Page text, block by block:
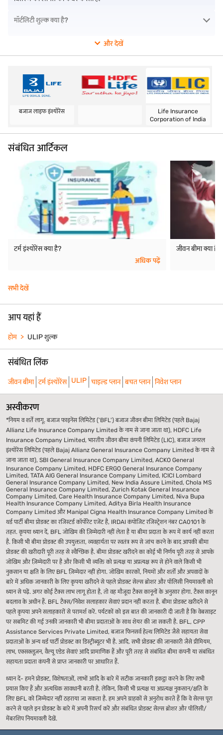
लागत न हो.
मॉर्टलिटी शुल्क क्या है?
और देखें
बजाज लाइफ इंश्योरेंस
Life Insurance
Corporation of India
संबंधित आर्टिकल
टर्म इंश्योरेंस क्या है?
अधिक पढ़ें
जीवन बीमा क्या है?
सभी देखें
आप यहां हैं
होम ULIP शुल्क
संबंधित लिंक
जीवन बीमा टर्म इंश्योरेंस ULIP चाइल्ड प्लान बचत प्लान निवेश प्लान
अस्वीकरण
*नियम व शर्तें लागू. बजाज फाइनेंस लिमिटेड ('BFL') बजाज जीवन बीमा लिमिटेड (पहले Bajaj
Allianz Life Insurance Company Limited के नाम से जाना जाता था), HDFC Life
Insurance Company Limited, भारतीय जीवन बीमा कंपनी लिमिटेड (LIC), बजाज जनरल
इंश्योरेंस लिमिटेड (पहले Bajaj Allianz General Insurance Company Limited के नाम से
जाना जाता था), SBI General Insurance Company Limited, ACKO General
Insurance Company Limited, HDFC ERGO General Insurance Company
Limited, TATA AIG General Insurance Company Limited, ICICI Lombard
General Insurance Company Limited, New India Assure Limited, Chola MS
General Insurance Company Limited, Zurich Kotak General Insurance
Company Limited, Care Health Insurance Company Limited, Niva Bupa
Health Insurance Company Limited, Aditya Birla Health Insurance
Company Limited और Manipal Cigna Health Insurance Company Limited के
थर्ड पार्टी बीमा प्रोडक्ट का रजिस्टर्ड कॉर्पोरेट एजेंट है, IRDAI कंपोजिट रजिस्ट्रेशन नंबर CA0101 के
तहत. कृपया ध्यान दें, BFL जोखिम की ज़िम्मेदारी नहीं लेता है या बीमा प्रदाता के रूप में कार्य नहीं करता
है. किसी भी बीमा प्रोडक्ट की उपयुक्तता, व्यवहार्यता पर स्वतंत्र रूप से जांच करने के बाद आपकी बीमा
प्रोडक्ट की खरीदारी पूरी तरह से स्वैच्छिक है. बीमा प्रोडक्ट खरीदने का कोई भी निर्णय पूरी तरह से आपके
जोखिम और ज़िम्मेदारी पर है और किसी भी व्यक्ति को प्रत्यक्ष या अप्रत्यक्ष रूप से होने वाले किसी भी
नुकसान या क्षति के लिए BFL ज़िम्मेदार नहीं होगा. जोखिम कारकों, नियमों और शर्तों और अपवादों के
बारे में अधिक जानकारी के लिए कृपया खरीदने से पहले प्रोडक्ट सेल्स ब्रोशर और पॉलिसी नियमावली को
ध्यान से पढ़ें. अगर कोई टैक्स लाभ लागू होता है, तो वह मौजूदा टैक्स कानूनों के अनुसार होगा. टैक्स कानून
बदलाव के अधीन हैं. BFL टैक्स/निवेश सलाहकार सेवाएं प्रदान नहीं करता है. बीमा प्रोडक्ट खरीदने से
पहले कृपया अपने सलाहकारों से परामर्श करें. पर्यटकों को इस बात की जानकारी दी जाती है कि वेबसाइट
पर सबमिट की गई उनकी जानकारी भी बीमा प्रदाताओं के साथ शेयर की जा सकती है. BFL, CPP
Assistance Services Private Limited, बजाज फिनसर्व हेल्थ लिमिटेड जैसे सहायता सेवा
प्रदाताओं के अन्य थर्ड पार्टी प्रोडक्ट का डिस्ट्रीब्यूटर भी है. आदि. सभी प्रोडक्ट की जानकारी जैसे प्रीमियम,
लाभ, एक्सक्लूज़न, वैल्यू एडेड सेवाएं आदि प्रामाणिक हैं और पूरी तरह से संबंधित बीमा कंपनी या संबंधित
सहायता प्रदाता कंपनी से प्राप्त जानकारी पर आधारित हैं.
ध्यान दें- हमने प्रोडक्ट, विशेषताओं, लाभों आदि के बारे में सटीक जानकारी इकट्ठा करने के लिए सभी
प्रयास किए हैं और अत्यधिक सावधानी बरती है. लेकिन, किसी भी प्रत्यक्ष या अप्रत्यक्ष नुकसान/क्षति के
लिए BFL को ज़िम्मेदार नहीं ठहराया जा सकता है. हम अपने ग्राहकों से अनुरोध करते हैं कि वे सेल्स पूरा
करने से पहले इन प्रोडक्ट के बारे में अपनी रिसर्च करें और संबंधित प्रोडक्ट सेल्स ब्रोशर और पॉलिसी/
मेंबरशिप नियमावली देखें.